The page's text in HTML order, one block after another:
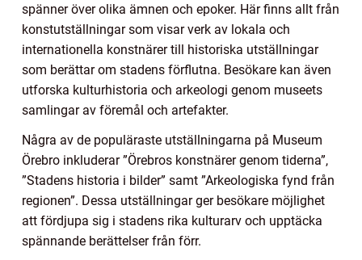
spänner över olika ämnen och epoker. Här finns allt från
konstutställningar som visar verk av lokala och
internationella konstnärer till historiska utställningar
som berättar om stadens förflutna. Besökare kan även
utforska kulturhistoria och arkeologi genom museets
samlingar av föremål och artefakter.
Några av de populäraste utställningarna på Museum
Örebro inkluderar ”Örebros konstnärer genom tiderna”,
”Stadens historia i bilder” samt ”Arkeologiska fynd från
regionen”. Dessa utställningar ger besökare möjlighet
att fördjupa sig i stadens rika kulturarv och upptäcka
spännande berättelser från förr.